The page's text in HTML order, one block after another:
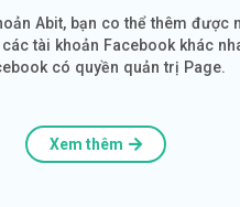
Abit, bạn co thể thêm được
tài khoản Facebook khác
có quyền quản trị Page.
Xem thêm